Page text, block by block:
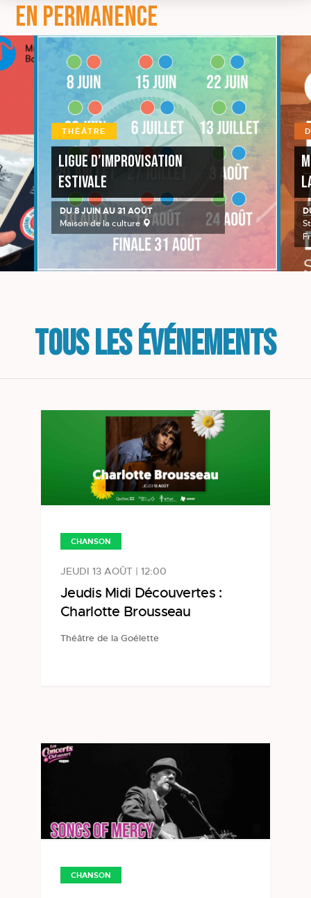
EN PERMANENCE
DANSE
Mercredis | On Danse Dans
la Rue
DU 1 JUILLET AU 26 AOÛT
Stationnement de la bibliothèque
Françoise-Bédard
TOUS LES ÉVÉNEMENTS
CHANSON
JEUDI 13 AOÛT | 12:00
Jeudis Midi Découvertes :
Charlotte Brousseau
Théâtre de la Goélette
CHANSON